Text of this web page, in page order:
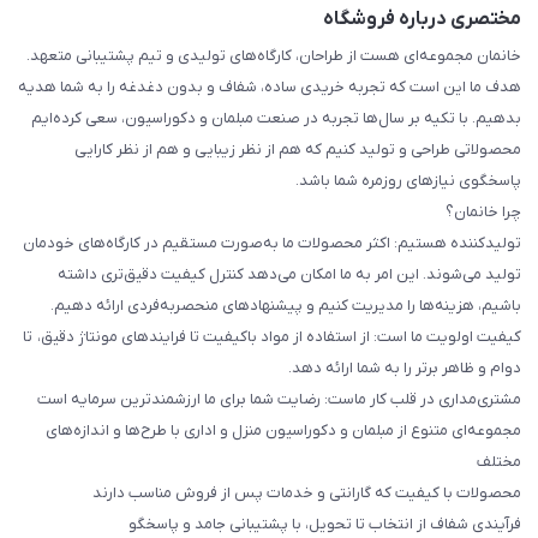
مختصری درباره فروشگاه
خانمان مجموعه‌ای هست از طراحان، کارگاه‌های تولیدی و تیم پشتیبانی متعهد.
هدف ما این است که تجربه خریدی ساده، شفاف و بدون دغدغه را به شما هدیه
بدهیم. با تکیه بر سال‌ها تجربه در صنعت مبلمان و دکوراسیون، سعی کرده‌ایم
محصولاتی طراحی و تولید کنیم که هم از نظر زیبایی و هم از نظر کارایی
پاسخگوی نیازهای روزمره شما باشد.
چرا خانمان؟
تولیدکننده هستیم: اکثر محصولات ما به‌صورت مستقیم در کارگاه‌های خودمان
تولید می‌شوند. این امر به ما امکان می‌دهد کنترل کیفیت دقیق‌تری داشته
باشیم، هزینه‌ها را مدیریت کنیم و پیشنهادهای منحصربه‌فردی ارائه دهیم.
کیفیت اولویت ما است: از استفاده از مواد باکیفیت تا فرایندهای مونتاژ دقیق، تا
دوام و ظاهر برتر را به شما ارائه دهد.
مشتری‌مداری در قلب کار ماست: رضایت شما برای ما ارزشمندترین سرمایه است
مجموعه‌ای متنوع از مبلمان و دکوراسیون منزل و اداری با طرح‌ها و اندازه‌های
مختلف
محصولات با کیفیت که گارانتی و خدمات پس از فروش مناسب دارند
فرآیندی شفاف از انتخاب تا تحویل، با پشتیبانی جامد و پاسخگو